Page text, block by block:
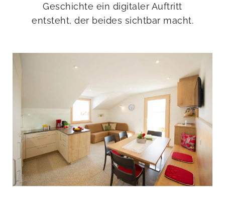
Geschichte ein digitaler Auftritt
entsteht, der beides sichtbar macht.